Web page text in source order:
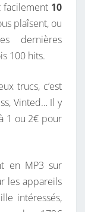
facilement 10
plaîsent, ou
dernières
100 hits.
trucs, c’est
Vinted… Il y
1 ou 2€ pour
en MP3 sur
les appareils
intéressés,